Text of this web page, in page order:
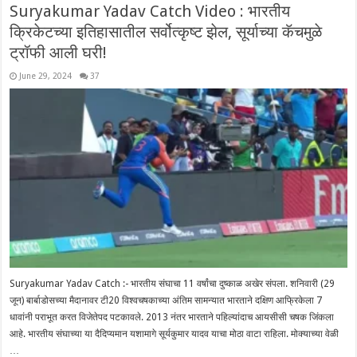
Suryakumar Yadav Catch Video : भारतीय
क्रिकेटच्या इतिहासातील सर्वोत्कृष्ट झेल, सूर्याच्या कॅचमुळे
ट्रॉफी आली घरी!
June 29, 2024 37
Suryakumar Yadav Catch :- भारतीय संघाचा 11 वर्षांचा दुष्काळ अखेर संपला. शनिवारी (29
जून) बार्बाडोसच्या मैदानावर टी20 विश्वचषकाच्या अंतिम सामन्यात भारताने दक्षिण आफ्रिकेला 7
धावांनी पराभूत करत विजेतेपद पटकावले. 2013 नंतर भारताने पहिल्यांदाच आयसीसी चषक जिंकला
आहे. भारतीय संघाच्या या दैदिप्यमान यशामागे सूर्यकुमार यादव याचा मोठा वाटा राहिला. मोक्याच्या वेळी
…